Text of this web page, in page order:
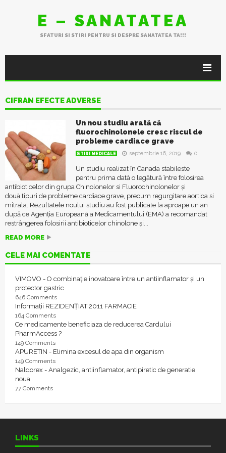
E – SANATATEA
SFATURI SI STIRI PENTRU SI DESPRE SANATATEA TA!!!
CIFRAN EFECTE ADVERSE
Un nou studiu arată că
fluorochinolonele cresc riscul de
probleme cardiace grave
STIRI MEDICALE septembrie 16, 2019 0
Un studiu realizat în Canada stabileste
pentru prima dată o legătură între folosirea
antibioticelor din grupa Chinolonelor si Fluorochinolonelor și
două tipuri de probleme cardiace grave, precum regurgitare aortica si
mitrala. Rezultatele noului studiu au fost publicate la aproape un an
după ce Agenția Europeană a Medicamentului (EMA) a recomandat
restrângerea folosirii antibioticelor chinolone și...
READ MORE
CELE MAI COMENTATE
VIMOVO - O combinație inovatoare între un antiinflamator și un
protector gastric
646 Comments
Informații REZIDENȚIAT 2011 FARMACIE
164 Comments
Ce medicamente beneficiaza de reducerea Cardului
PharmAccess ?
149 Comments
APURETIN - Elimina excesul de apa din organism
149 Comments
Naldorex - Analgezic, antiinflamator, antipiretic de generatie
noua
77 Comments
LINKS